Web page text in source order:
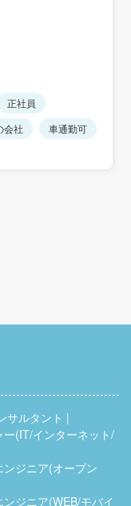
正社員
会社 車通勤可
サルタント
(IT/インターネット/
ジニア(オープン
ジニア(WEB/モバイ